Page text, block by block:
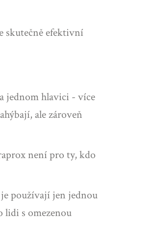
skutečně efektivní
jednom hlavici - více
ale zároveň
není pro ty, kdo
používají jen jednou
lidi s omezenou